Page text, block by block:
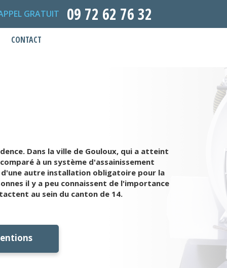
GRATUIT 09 72 62 76 32
CONTACT
Dans la ville de Gouloux, qui a atteint
à un système d'assainissement
autre installation obligatoire pour la
il y a peu connaissent de l'importance
au sein du canton de 14.